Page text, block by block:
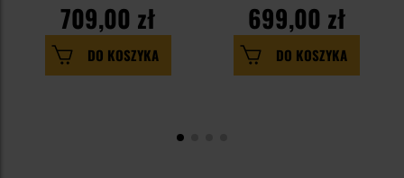
709,00 zł
DO KOSZYKA
699,00 zł
DO KOSZYKA